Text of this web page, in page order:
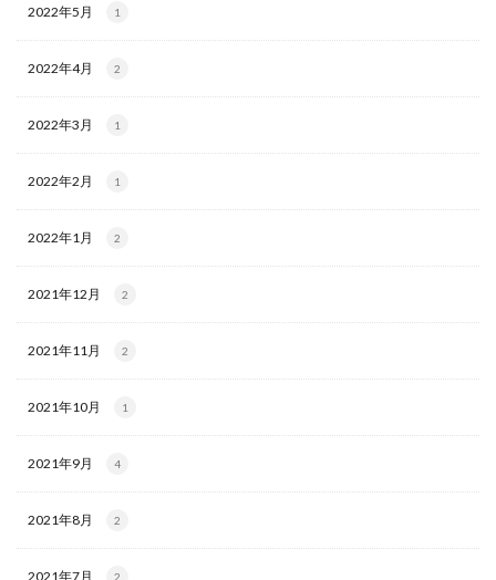
2022年5月 1
2022年4月 2
2022年3月 1
2022年2月 1
2022年1月 2
2021年12月 2
2021年11月 2
2021年10月 1
2021年9月 4
2021年8月 2
2021年7月 2